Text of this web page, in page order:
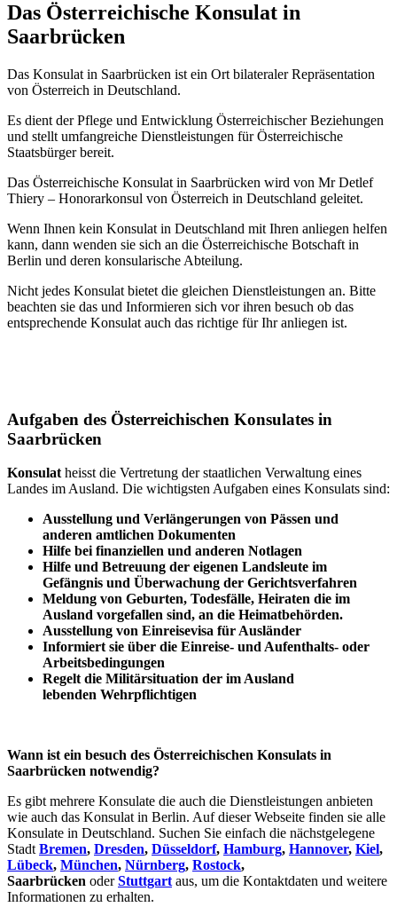
Das Österreichische Konsulat in
Saarbrücken
Das Konsulat in Saarbrücken ist ein Ort bilateraler Repräsentation
von Österreich in Deutschland.
Es dient der Pflege und Entwicklung Österreichischer Beziehungen
und stellt umfangreiche Dienstleistungen für Österreichische
Staatsbürger bereit.
Das Österreichische Konsulat in Saarbrücken wird von Mr Detlef
Thiery – Honorarkonsul von Österreich in Deutschland geleitet.
Wenn Ihnen kein Konsulat in Deutschland mit Ihren anliegen helfen
kann, dann wenden sie sich an die Österreichische Botschaft in
Berlin und deren konsularische Abteilung.
Nicht jedes Konsulat bietet die gleichen Dienstleistungen an. Bitte
beachten sie das und Informieren sich vor ihren besuch ob das
entsprechende Konsulat auch das richtige für Ihr anliegen ist.
Aufgaben des Österreichischen Konsulates in
Saarbrücken
Konsulatheisst die Vertretung der staatlichen Verwaltung eines
Landes im Ausland. Die wichtigsten Aufgaben eines Konsulats sind:
Ausstellung und Verlängerungen von Pässen und
anderen amtlichen Dokumenten
Hilfe bei finanziellen und anderen Notlagen
Hilfe und Betreuung der eigenen Landsleute im
Gefängnis und Überwachung der Gerichtsverfahren
Meldung von Geburten, Todesfälle, Heiraten die im
Ausland vorgefallen sind, an die Heimatbehörden.
Ausstellung von Einreisevisa für Ausländer
Informiert sie über die Einreise- und Aufenthalts- oder
Arbeitsbedingungen
Regelt die Militärsituation der im Ausland
lebenden Wehrpflichtigen
Wann ist ein besuch des Österreichischen Konsulats in
Saarbrücken notwendig?
Es gibt mehrere Konsulate die auch die Dienstleistungen anbieten
wie auch das Konsulat in Berlin. Auf dieser Webseite finden sie alle
Konsulate in Deutschland. Suchen Sie einfach die nächstgelegene
StadtBremen, Dresden, Düsseldorf, Hamburg, Hannover, Kiel,
Lübeck, München, Nürnberg, Rostock,
Saarbrücken oderStuttgartaus, um die Kontaktdaten und weitere
Informationen zu erhalten.